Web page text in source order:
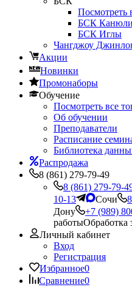
Посмотреть
БСК Канюли
БСК Иглы
Чангджоу
Акции
Новинки
Промонаборы
Обучение
Посмотреть все
Об обучении
Преподаватели
Расписание
Библиотека
Распродажа
8 (861) 279-79-49
8 (861) 279-79-
10-13
Сочи
Дону
+7 (989)
работыОбработка
Личный кабинет
Вход
Регистрация
Избранное0
Сравнение0